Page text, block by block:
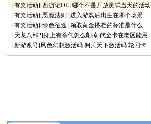
[有奖活动][西游记OL] 哪个不是开放测试当天的活动
[有奖活动][恶魔法则] 进入游戏后出生在哪个场景
[有奖活动][绿色征途] 领取黄金搭档的标准是什么
[天龙八部2]身上有杀气怎么削掉 代金卡在老区能用
[新游账号]风色幻想激活码 佣兵天下激活码 轮回卡